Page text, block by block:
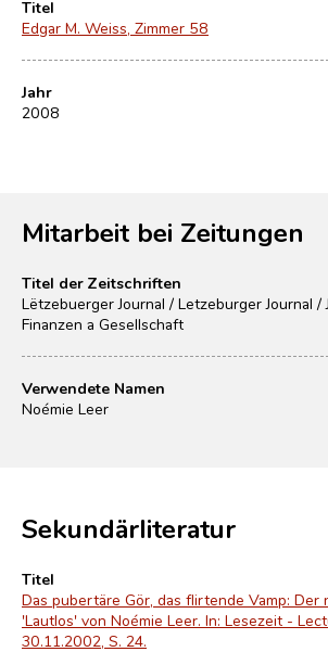
Titel
Edgar M. Weiss, Zimmer 58
Jahr
2008
Mitarbeit bei Zeitungen
Titel der Zeitschriften
Lëtzebuerger Journal / Letzeburger Journal /
Finanzen a Gesellschaft
Verwendete Namen
Noémie Leer
Sekundärliteratur
Titel
Das pubertäre Gör, das flirtende Vamp: Der
'Lautlos' von Noémie Leer. In: Lesezeit -
30.11.2002, S. 24.